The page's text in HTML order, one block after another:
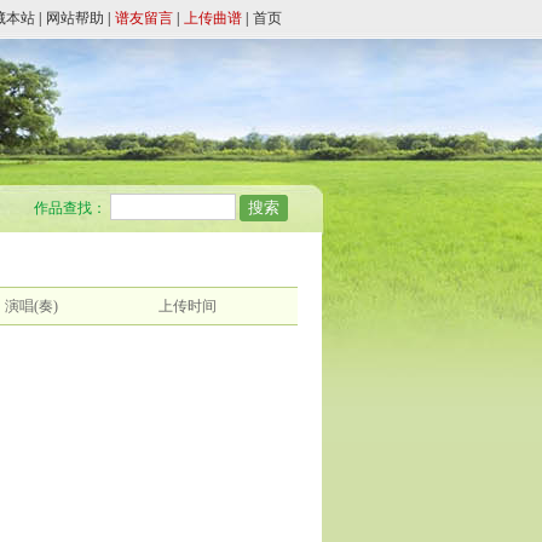
本站 网站帮助 谱友留言 上传曲谱 首页
作品查找：
演唱(奏) 上传时间